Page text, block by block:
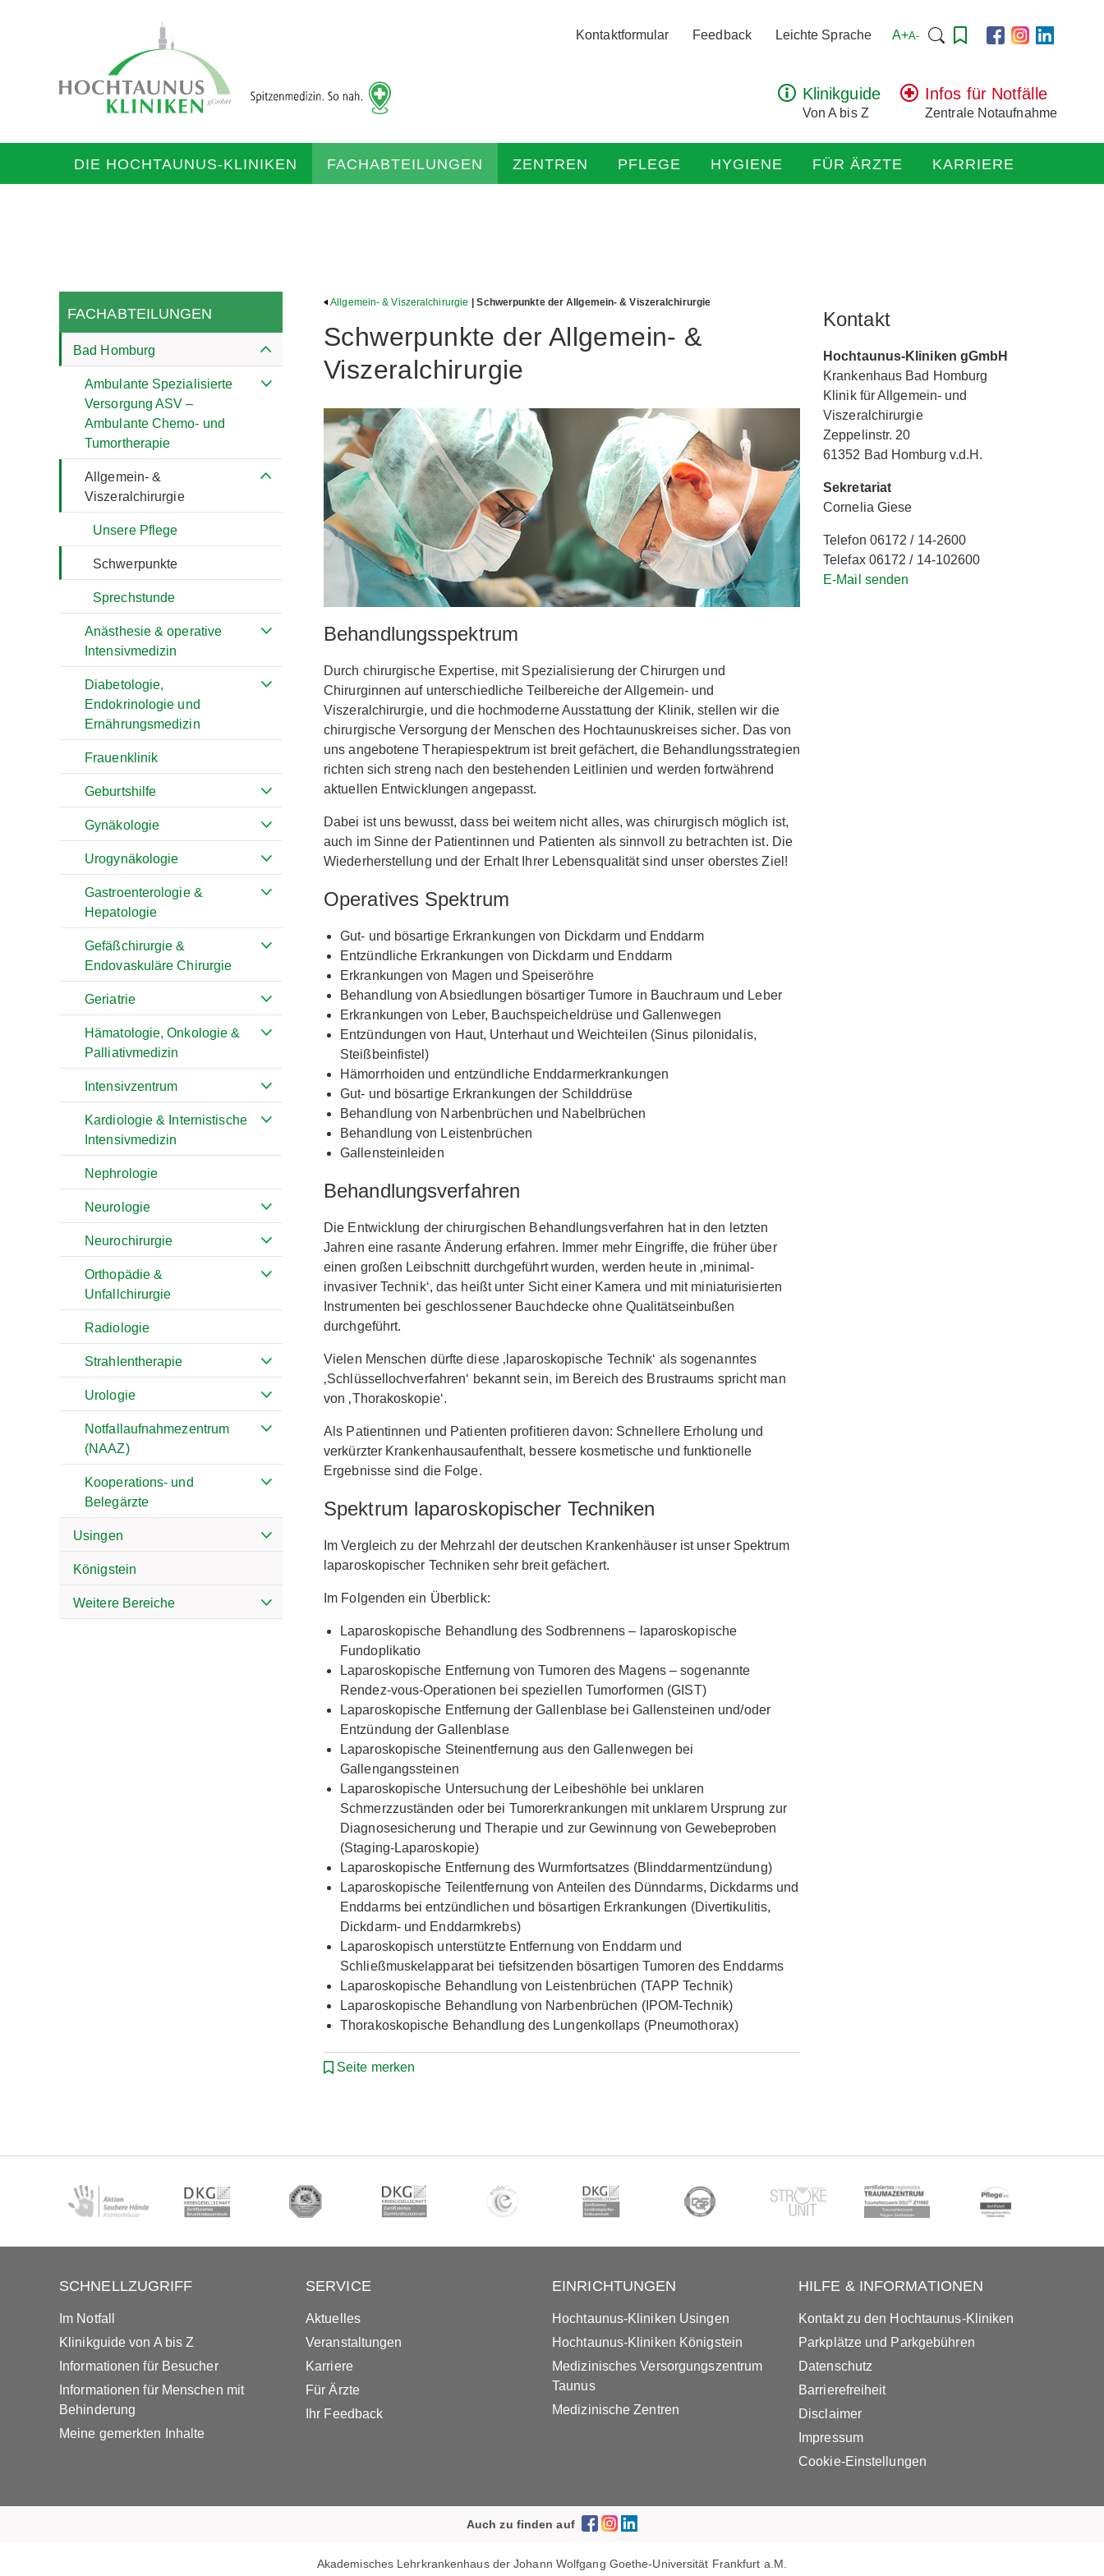
zur
Startseite
Kontaktformular Feedback Leichte Sprache A+A- Suchen
Klinikguide
Von A bis Z
Infos für Notfälle
Zentrale Notaufnahme
DIE HOCHTAUNUS-KLINIKEN FACHABTEILUNGEN ZENTREN PFLEGE HYGIENE FÜR ÄRZTE KARRIERE
FACHABTEILUNGEN
Bad Homburg
Ambulante Spezialisierte
Versorgung ASV –
Ambulante Chemo- und
Tumortherapie
Allgemein- &
Viszeralchirurgie
Unsere Pflege
Schwerpunkte
Sprechstunde
Anästhesie & operative
Intensivmedizin
Diabetologie,
Endokrinologie und
Ernährungsmedizin
Frauenklinik
Geburtshilfe
Gynäkologie
Urogynäkologie
Gastroenterologie &
Hepatologie
Gefäßchirurgie &
Endovaskuläre Chirurgie
Geriatrie
Hämatologie, Onkologie &
Palliativmedizin
Intensivzentrum
Kardiologie & Internistische
Intensivmedizin
Nephrologie
Neurologie
Neurochirurgie
Orthopädie &
Unfallchirurgie
Radiologie
Strahlentherapie
Urologie
Notfallaufnahmezentrum
(NAAZ)
Kooperations- und
Belegärzte
Usingen
Königstein
Weitere Bereiche
Allgemein- & Viszeralchirurgie | Schwerpunkte der Allgemein- & Viszeralchirurgie
Schwerpunkte der Allgemein- &
Viszeralchirurgie
Behandlungsspektrum
Durch chirurgische Expertise, mit Spezialisierung der Chirurgen und
Chirurginnen auf unterschiedliche Teilbereiche der Allgemein- und
Viszeralchirurgie, und die hochmoderne Ausstattung der Klinik, stellen wir die
chirurgische Versorgung der Menschen des Hochtaunuskreises sicher. Das von
uns angebotene Therapiespektrum ist breit gefächert, die Behandlungsstrategien
richten sich streng nach den bestehenden Leitlinien und werden fortwährend
aktuellen Entwicklungen angepasst.
Dabei ist uns bewusst, dass bei weitem nicht alles, was chirurgisch möglich ist,
auch im Sinne der Patientinnen und Patienten als sinnvoll zu betrachten ist. Die
Wiederherstellung und der Erhalt Ihrer Lebensqualität sind unser oberstes Ziel!
Operatives Spektrum
Gut- und bösartige Erkrankungen von Dickdarm und Enddarm
Entzündliche Erkrankungen von Dickdarm und Enddarm
Erkrankungen von Magen und Speiseröhre
Behandlung von Absiedlungen bösartiger Tumore in Bauchraum und Leber
Erkrankungen von Leber, Bauchspeicheldrüse und Gallenwegen
Entzündungen von Haut, Unterhaut und Weichteilen (Sinus pilonidalis,
Steißbeinfistel)
Hämorrhoiden und entzündliche Enddarmerkrankungen
Gut- und bösartige Erkrankungen der Schilddrüse
Behandlung von Narbenbrüchen und Nabelbrüchen
Behandlung von Leistenbrüchen
Gallensteinleiden
Behandlungsverfahren
Die Entwicklung der chirurgischen Behandlungsverfahren hat in den letzten
Jahren eine rasante Änderung erfahren. Immer mehr Eingriffe, die früher über
einen großen Leibschnitt durchgeführt wurden, werden heute in ‚minimal-
invasiver Technik‘, das heißt unter Sicht einer Kamera und mit miniaturisierten
Instrumenten bei geschlossener Bauchdecke ohne Qualitätseinbußen
durchgeführt.
Vielen Menschen dürfte diese ‚laparoskopische Technik‘ als sogenanntes
‚Schlüssellochverfahren‘ bekannt sein, im Bereich des Brustraums spricht man
von ‚Thorakoskopie‘.
Als Patientinnen und Patienten profitieren davon: Schnellere Erholung und
verkürzter Krankenhausaufenthalt, bessere kosmetische und funktionelle
Ergebnisse sind die Folge.
Spektrum laparoskopischer Techniken
Im Vergleich zu der Mehrzahl der deutschen Krankenhäuser ist unser Spektrum
laparoskopischer Techniken sehr breit gefächert.
Im Folgenden ein Überblick:
Laparoskopische Behandlung des Sodbrennens – laparoskopische
Fundoplikatio
Laparoskopische Entfernung von Tumoren des Magens – sogenannte
Rendez-vous-Operationen bei speziellen Tumorformen (GIST)
Laparoskopische Entfernung der Gallenblase bei Gallensteinen und/oder
Entzündung der Gallenblase
Laparoskopische Steinentfernung aus den Gallenwegen bei
Gallengangssteinen
Laparoskopische Untersuchung der Leibeshöhle bei unklaren
Schmerzzuständen oder bei Tumorerkrankungen mit unklarem Ursprung zur
Diagnosesicherung und Therapie und zur Gewinnung von Gewebeproben
(Staging-Laparoskopie)
Laparoskopische Entfernung des Wurmfortsatzes (Blinddarmentzündung)
Laparoskopische Teilentfernung von Anteilen des Dünndarms, Dickdarms und
Enddarms bei entzündlichen und bösartigen Erkrankungen (Divertikulitis,
Dickdarm- und Enddarmkrebs)
Laparoskopisch unterstützte Entfernung von Enddarm und
Schließmuskelapparat bei tiefsitzenden bösartigen Tumoren des Enddarms
Laparoskopische Behandlung von Leistenbrüchen (TAPP Technik)
Laparoskopische Behandlung von Narbenbrüchen (IPOM-Technik)
Thorakoskopische Behandlung des Lungenkollaps (Pneumothorax)
Seite merken
Kontakt
Hochtaunus-Kliniken gGmbH
Krankenhaus Bad Homburg
Klinik für Allgemein- und
Viszeralchirurgie
Zeppelinstr. 20
61352 Bad Homburg v.d.H.
Sekretariat
Cornelia Giese
Telefon 06172 / 14-2600
Telefax 06172 / 14-102600
E-Mail senden
SCHNELLZUGRIFF
Im Notfall
Klinikguide von A bis Z
Informationen für Besucher
Informationen für Menschen mit
Behinderung
Meine gemerkten Inhalte
SERVICE
Aktuelles
Veranstaltungen
Karriere
Für Ärzte
Ihr Feedback
EINRICHTUNGEN
Hochtaunus-Kliniken Usingen
Hochtaunus-Kliniken Königstein
Medizinisches Versorgungszentrum
Taunus
Medizinische Zentren
HILFE & INFORMATIONEN
Kontakt zu den Hochtaunus-Kliniken
Parkplätze und Parkgebühren
Datenschutz
Barrierefreiheit
Disclaimer
Impressum
Cookie-Einstellungen
Auch zu finden auf
Akademisches Lehrkrankenhaus der Johann Wolfgang Goethe-Universität Frankfurt a.M.